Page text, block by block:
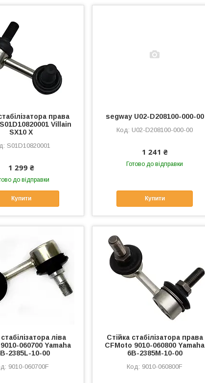
права
Villain
SX10 X
S01D10820001
1 299 ₴
до відправки
Купити
segway U02-D208100-000-00
U02-D208100-000-00
1 241 ₴
Готово до відправки
Купити
ліва
060700 Yamaha
2385L-10-00
9010-060700F
Стійка стабілізатора права
CFMoto 9010-060800 Yamaha
6B-2385M-10-00
9010-060800F